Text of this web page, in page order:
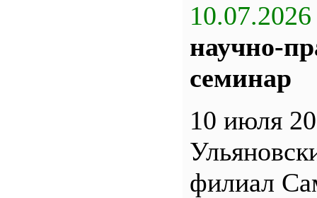
10.07.2026
научно-
семинар
10 июля
филиал